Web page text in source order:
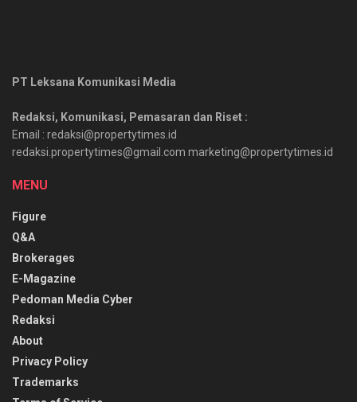
PT Leksana Komunikasi Media
Redaksi, Komunikasi, Pemasaran dan Riset :
Email : redaksi@propertytimes.id
redaksi.propertytimes@gmail.com marketing@propertytimes.id
MENU
Figure
Q&A
Brokerages
E-Magazine
Pedoman Media Cyber
Redaksi
About
Privacy Policy
Trademarks